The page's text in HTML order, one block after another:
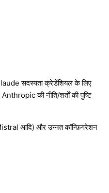
सदस्यता क्रेडेंशियल के लिए
की नीति/शर्तों की पुष्टि
आदि) और उन्नत कॉन्फ़िगरेशन